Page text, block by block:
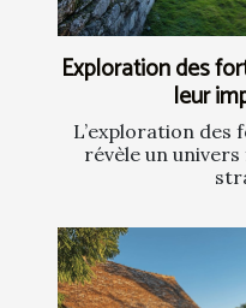
Exploration des
leur
L’exploration des
révèle un